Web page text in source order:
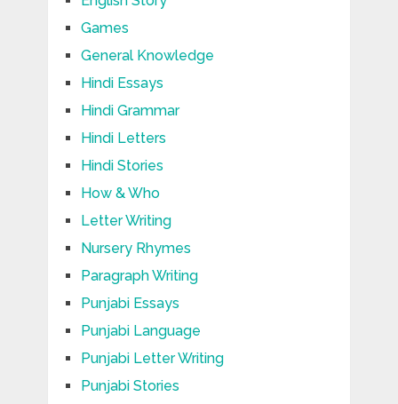
Games
General Knowledge
Hindi Essays
Hindi Grammar
Hindi Letters
Hindi Stories
How & Who
Letter Writing
Nursery Rhymes
Paragraph Writing
Punjabi Essays
Punjabi Language
Punjabi Letter Writing
Punjabi Stories